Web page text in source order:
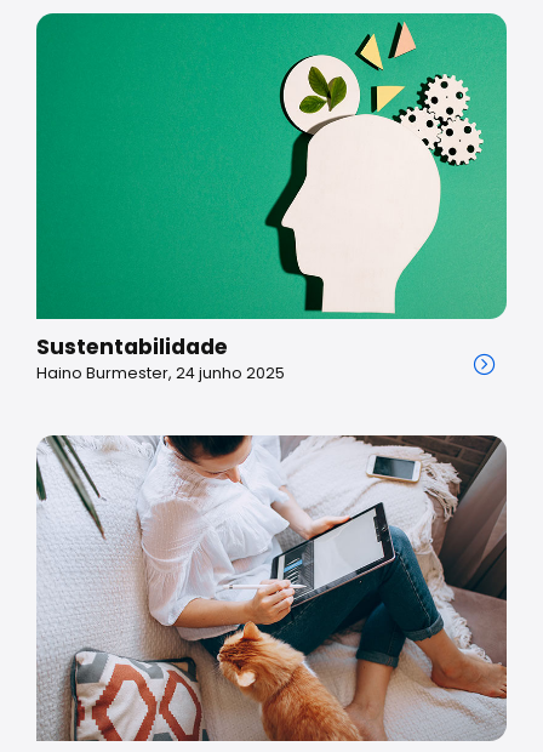
Sustentabilidade
Haino Burmester, 24 junho 2025